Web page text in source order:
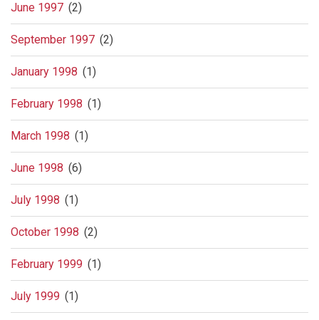
June 1997 (2)
September 1997 (2)
January 1998 (1)
February 1998 (1)
March 1998 (1)
June 1998 (6)
July 1998 (1)
October 1998 (2)
February 1999 (1)
July 1999 (1)